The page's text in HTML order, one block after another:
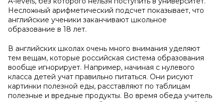
Несложный арифметический подсчет показывает, что
английские ученики заканчивают школьное
образование в 18 лет.
В английских школах очень много внимания уделяют
тем вещам, которые российская система образования
вообще игнорирует. Например, начиная с нулевого
класса детей учат правильно питаться. Они рисуют
картинки полезной еды, расставляют по таблицам
полезные и вредные продукты. Во время обеда учитель